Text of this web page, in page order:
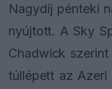
Nagydíj pénteki
nyújtott. A Sky
Chadwick
túllépett az Azeri